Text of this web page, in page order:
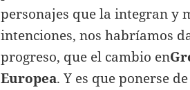
personajes que la integran y
intenciones, nos habríamos
progreso, que el cambio en
Europea. Y es que ponerse